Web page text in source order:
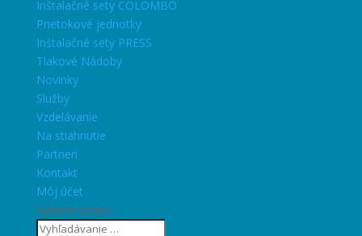
Inštalačné sety COLOMBO
Prietokové jednotky
Inštalačné sety PRESS
Tlakové Nádoby
Novinky
Služby
Vzdelávanie
Na stiahnutie
Partneri
Kontakt
Môj účet
Vyberte stranu